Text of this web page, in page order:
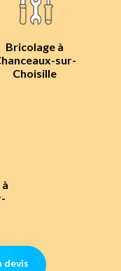
Bricolage à
sur-
Choisille
devis